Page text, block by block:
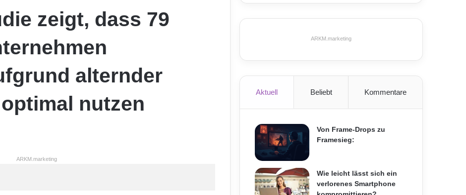
zeigt, dass 79
alternder
nutzen
ARKM.marketing
ARKM.marketing
Aktuell Beliebt Kommentare
Von Frame-Drops zu
Framesieg:
Wie leicht lässt sich ein
verlorenes Smartphone